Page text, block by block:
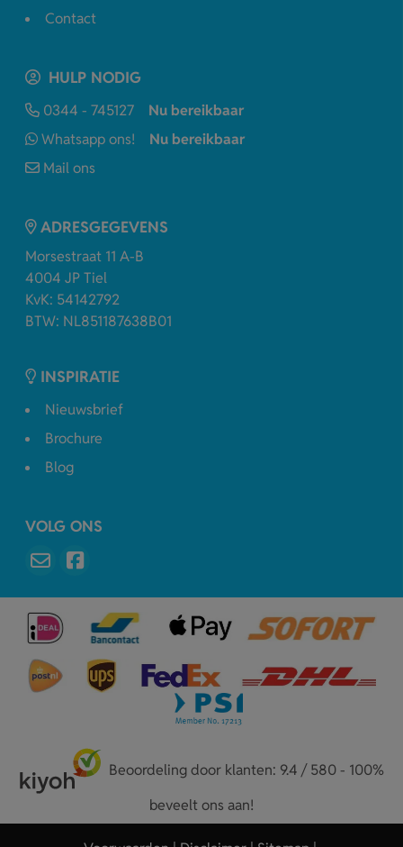
Contact
HULP NODIG
0344 - 745127
Nu bereikbaar
Whatsapp ons!
Nu bereikbaar
Mail ons
ADRESGEGEVENS
Morsestraat 11 A-B
4004 JP Tiel
KvK: 54142792
BTW: NL851187638B01
INSPIRATIE
Nieuwsbrief
Brochure
Blog
VOLG ONS
Beoordeling door klanten: 9.4 / 580 - 100%
beveelt ons aan!